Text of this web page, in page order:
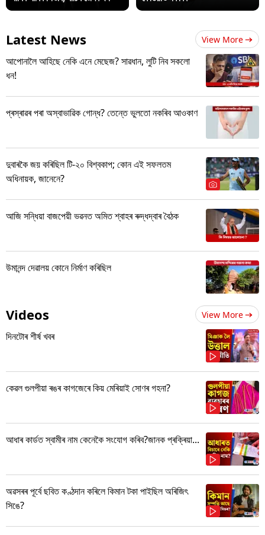
Latest News View More
আপোনালৈ আহিছে নেকি এনে মেছেজ? সাৱধান, লুটি নিব সকলো
ধন!
প্ৰস্ৰাৱৰ পৰা অস্বাভাৱিক গোন্ধ? তেন্তে ভুলতো নকৰিব আওকাণ
দুবাৰকৈ জয় কৰিছিল টি-২০ বিশ্বকাপ; কোন এই সফলতম
অধিনায়ক, জানেনে?
আজি সন্ধিয়া বাজপেয়ী ভৱনত অমিত শ্বাহৰ ৰুদ্ধদ্বাৰ বৈঠক
উমানন্দ দেৱালয় কোনে নিৰ্মাণ কৰিছিল
Videos View More
দিনটোৰ শীৰ্ষ খবৰ
কেৱল গুলপীয়া ৰঙৰ কাগজেৰে কিয় মেৰিয়াই সোণৰ গহনা?
আধাৰ কাৰ্ডত স্বামীৰ নাম কেনেকৈ সংযোগ কৰিব?জানক প্ৰক্ৰিয়া...
অৱসৰৰ পূৰ্বে ছবিত কণ্ঠদান কৰিলে কিমান টকা পাইছিল অৰিজিৎ
সিঙে?